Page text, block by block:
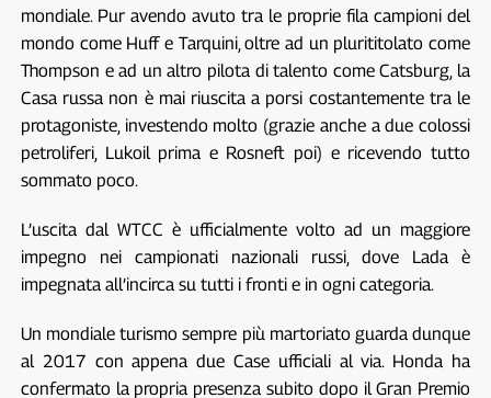
mondiale. Pur avendo avuto tra le proprie fila campioni del
mondo come Huff e Tarquini, oltre ad un plurititolato come
Thompson e ad un altro pilota di talento come Catsburg, la
Casa russa non è mai riuscita a porsi costantemente tra le
protagoniste, investendo molto (grazie anche a due colossi
petroliferi, Lukoil prima e Rosneft poi) e ricevendo tutto
sommato poco.
L’uscita dal WTCC è ufficialmente volto ad un maggiore
impegno nei campionati nazionali russi, dove Lada è
impegnata all’incirca su tutti i fronti e in ogni categoria.
Un mondiale turismo sempre più martoriato guarda dunque
al 2017 con appena due Case ufficiali al via. Honda ha
confermato la propria presenza subito dopo il Gran Premio